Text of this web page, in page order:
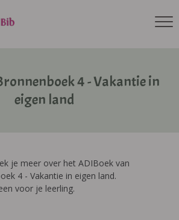
4 - Vakantie in
eigen land
je meer over het ADIBoek van
4 - Vakantie in eigen land.
voor je leerling.